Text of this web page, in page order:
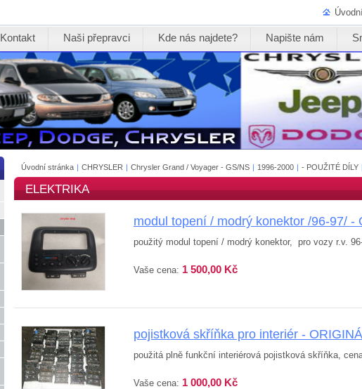
Kontakt Naši přepravci Kde nás najdete? Napište nám
Úvodní stránka | CHRYSLER | Chrysler Grand / Voyager - GS/NS | 1996-2000 | - POUŽITÉ DÍLY
ELEKTRIKA
modul topení / modrý konektor /96-97/ -
použitý modul topení / modrý konektor, pro vozy r.v.
Vaše cena: 1 500,00 Kč
pojistková skříňka pro interiér -
použitá plně funkční interiérová pojistková skříňka,
Vaše cena: 1 000,00 Kč